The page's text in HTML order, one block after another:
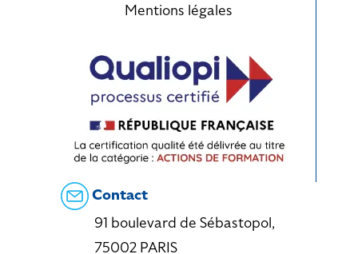
Mentions légales
Contact
91 boulevard de Sébastopol,
75002 PARIS